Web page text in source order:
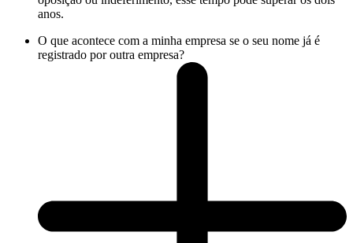
anos.
O que acontece com a minha empresa se o seu nome já é
registrado por outra empresa?